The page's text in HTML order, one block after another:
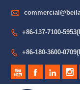

 +86-137-7100-
 +86-180-3600-
   